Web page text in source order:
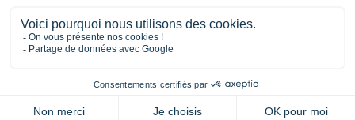
© Akitania-Berria Euskadi Nafarroa Euroeskualdeak |Legezko oharrak